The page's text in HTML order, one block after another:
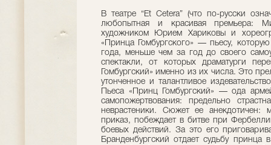
В театре “Et Сetera” (что по-русски
любопытная и красивая премьера:
художником Юрием Хариковы и
«Принца Гомбургского» — пьесу,
года, меньше чем за год до своего
спектакли, от которых драматурги
Гомбургский» именно из их числа. Это
утонченное и талантливое
Пьеса «Принц Гомбургский» — ода
самопожертвования: предельно
неврастеники. Сюжет ее анекдотичен:
приказ, побеждает в битве при
боевых действий. За это его
Бранденбургский отдает судьбу